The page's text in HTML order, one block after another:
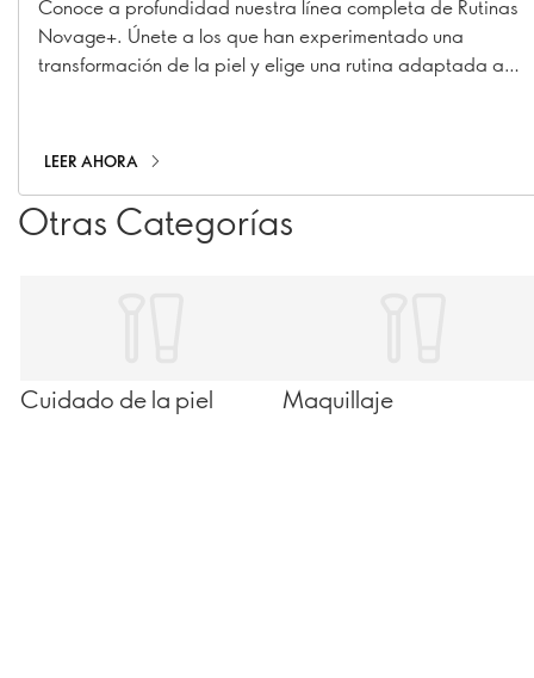
Conoce a profundidad nuestra línea completa de Rutinas
Novage+. Únete a los que han experimentado una
transformación de la piel y elige una rutina adaptada a
LEER AHORA
Otras Categorías
Cuidado de la piel Maquillaje